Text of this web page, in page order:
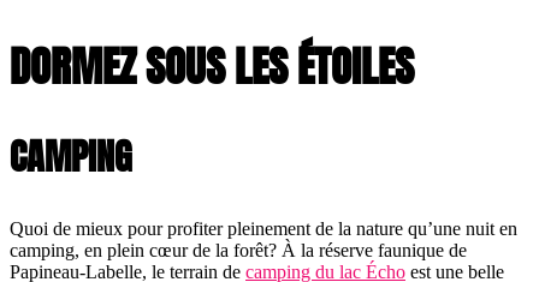
DORMEZ SOUS LES ÉTOILES
CAMPING
Quoi de mieux pour profiter pleinement de la nature qu’une nuit en
camping, en plein cœur de la forêt? À la réserve faunique de
Papineau-Labelle, le terrain de camping du lac Écho est une belle